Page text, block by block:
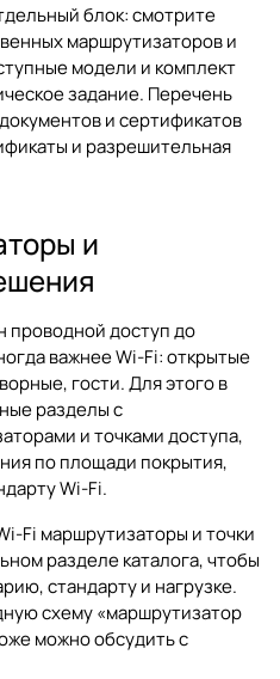
блок: смотрите
маршрутизаторови
модели и комплект
задание. Перечень
и сертификатов
и разрешительная
и
проводной доступ до
важнее Wi-Fi: открытые
гости. Для этого в
разделы с
и точками доступа,
по площади покрытия,
Wi-Fi.
Fi маршрутизаторы и точки
разделе каталога, чтобы
стандарту и нагрузке.
схему «маршрутизатор
можно обсудить с